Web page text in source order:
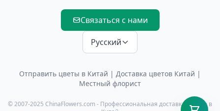
Связаться с нами
Русский
Отправить цветы в Китай | Доставка цветов Китай |
Местный флорист
© 2007-2025 ChinaFlowers.com - Профессиональная доставка цветов в